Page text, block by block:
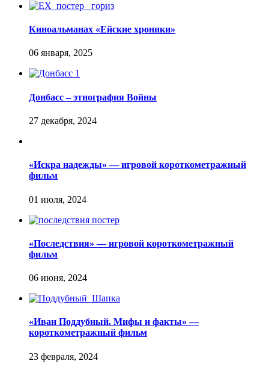
Киноальманах «Ейские хроники»
Донбасс – этнография Войны
«Искра надежды» — игровой короткометражный
фильм
«Последствия» — игровой короткометражный
фильм
«Иван Поддубный. Мифы и факты» —
короткометражный фильм